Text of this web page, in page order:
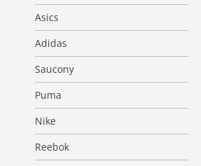
Asics
Adidas
Saucony
Puma
Nike
Reebok